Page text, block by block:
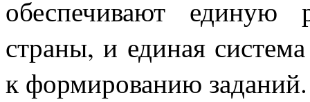
обеспечивают
страны, и единая
к формированию заданий.